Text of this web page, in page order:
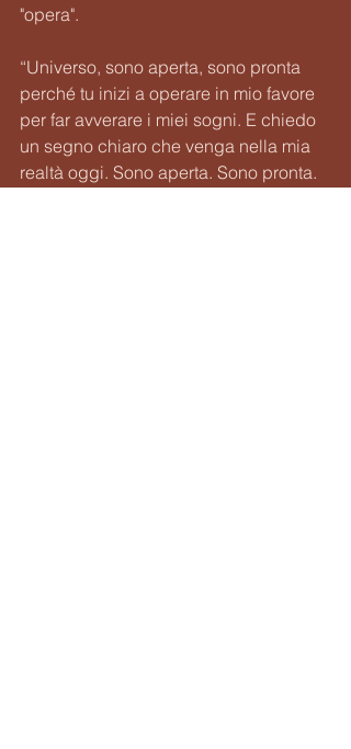
"opera".
“Universo, sono aperta, sono pronta
perché tu inizi a operare in mio favore
per far avverare i miei sogni. E chiedo
un segno chiaro che venga nella mia
realtà oggi. Sono aperta. Sono pronta.